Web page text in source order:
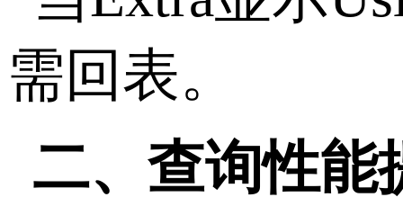
需回表。
二、查询性能